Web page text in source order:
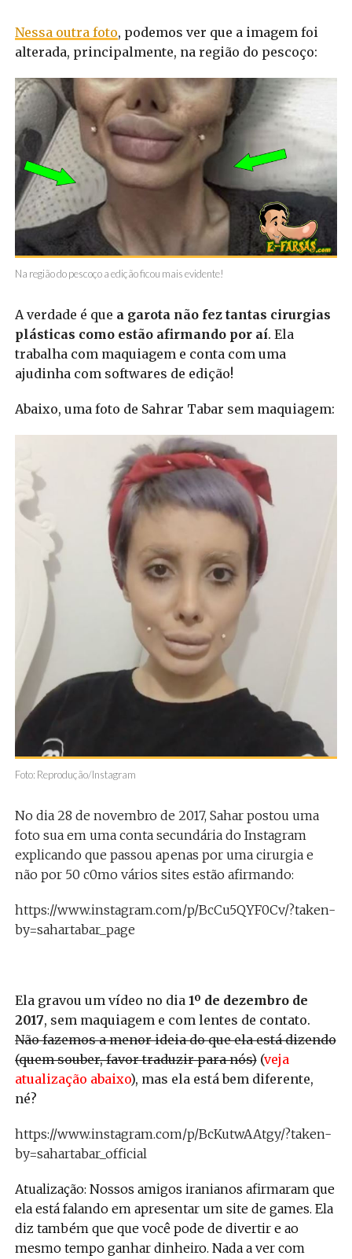
Nessa outra foto, podemos ver que a imagem foi
alterada, principalmente, na região do pescoço:
Na região do pescoço a edição ficou mais evidente!
A verdade é que a garota não fez tantas cirurgias
plásticas como estão afirmando por aí. Ela
trabalha com maquiagem e conta com uma
ajudinha com softwares de edição!
Abaixo, uma foto de Sahrar Tabar sem maquiagem:
Foto: Reprodução/Instagram
No dia 28 de novembro de 2017, Sahar postou uma
foto sua em uma conta secundária do Instagram
explicando que passou apenas por uma cirurgia e
não por 50 c0mo vários sites estão afirmando:
https://www.instagram.com/p/BcCu5QYF0Cv/?taken-
by=sahartabar_page
Ela gravou um vídeo no dia 1º de dezembro de
2017, sem maquiagem e com lentes de contato.
Não fazemos a menor ideia do que ela está dizendo
(quem souber, favor traduzir para nós)(veja
atualização abaixo), mas ela está bem diferente,
né?
https://www.instagram.com/p/BcKutwAAtgy/?taken-
by=sahartabar_official
Atualização: Nossos amigos iranianos afirmaram que
ela está falando em apresentar um site de games. Ela
diz também que que você pode de divertir e ao
mesmo tempo ganhar dinheiro. Nada a ver com